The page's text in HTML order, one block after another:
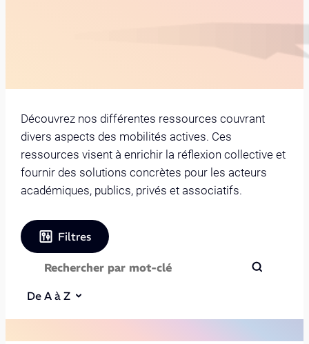
Découvrez nos différentes ressources couvrant
divers aspects des mobilités actives. Ces
ressources visent à enrichir la réflexion collective et
fournir des solutions concrètes pour les acteurs
académiques, publics, privés et associatifs.
Filtres
De A à Z